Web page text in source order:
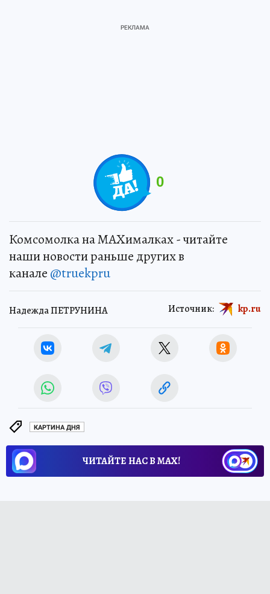
0
Комсомолка на MAXималках - читайте
наши новости раньше других в
канале @truekpru
Надежда ПЕТРУНИНА Источник: kp.ru
КАРТИНА ДНЯ
ЧИТАЙТЕ НАС В МАХ!